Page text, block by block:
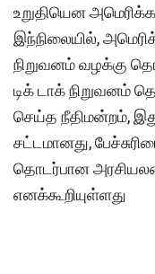
உறுதியென அமெரிக்க
இந்நிலையில்,
நிறுவனம் வழக்கு
டிக் டாக் நிறுவனம்
செய்த நீதிமன்றம்,
சட்டமானது,
தொடர்பான
எனக்கூறியுள்ளது